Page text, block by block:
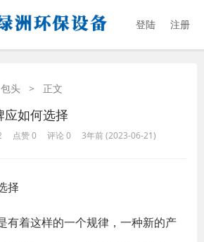
登陆 注册
包头 > 正文
应如何选择
点赞 0 评论 0 3年前 (2023-06-21)
择
有着这样的一个规律，一种新的产